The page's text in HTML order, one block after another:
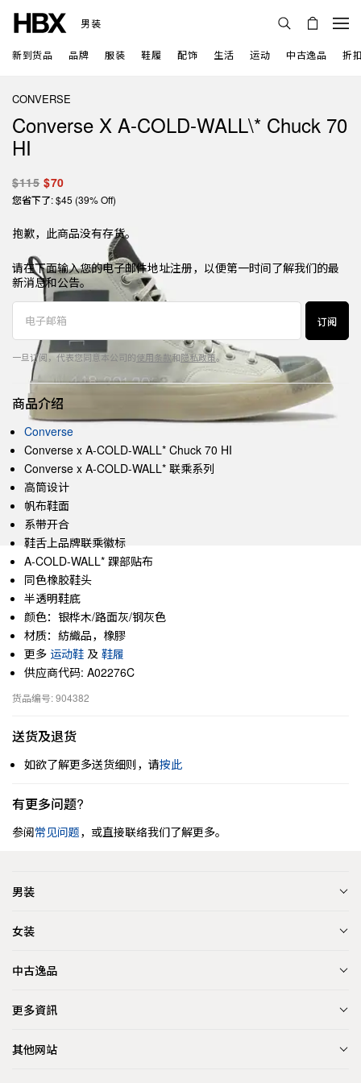
男装
新到货品 品牌 服装 鞋履 配饰 生活 运动 中古逸品 折
CONVERSE
Converse X A-COLD-WALL\* Chuck 70
HI
$115 $70
您省下了: $45 (39% Off)
抱歉，此商品没有存货。
请在下面输入您的电子邮件地址注册，以便第一时间了解我们的最
新消息和公告。
订阅
一旦订阅，代表您同意本公司的使用条款和隐私政策。
商品介绍
Converse
Converse x A-COLD-WALL* Chuck 70 HI
Converse x A-COLD-WALL* 联乘系列
高筒设计
帆布鞋面
系带开合
鞋舌上品牌联乘徽标
A-COLD-WALL* 踝部贴布
同色橡胶鞋头
半透明鞋底
颜色：银桦木/路面灰/钢灰色
材质：紡織品，橡膠
更多 运动鞋 及 鞋履
供应商代码: A02276C
货品编号: 904382
送货及退货
如欲了解更多送货细则，请按此
有更多问题?
参阅常见问题，或直接联络我们了解更多。
男装
女装
中古逸品
更多資訊
其他网站